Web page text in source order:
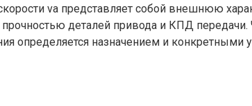
va представляет собой внешнюю
прочностью деталей привода и КПД
определяется назначением и конкретными